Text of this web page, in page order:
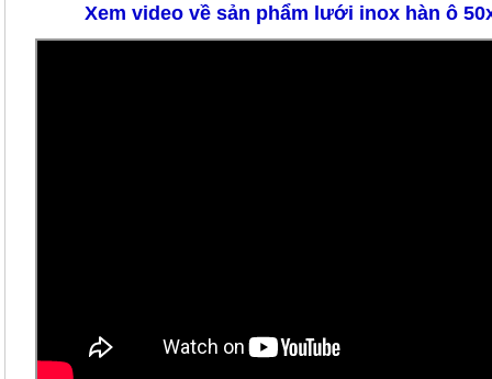
Xem video về sản phẩm lưới inox hàn ô